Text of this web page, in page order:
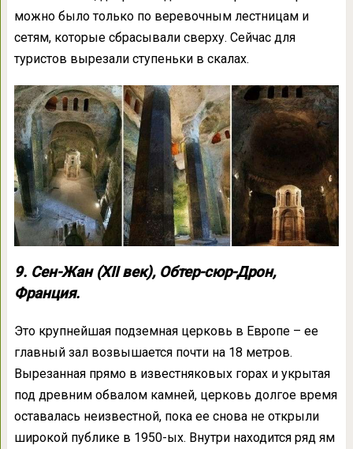
можно было только по веревочным лестницам и
сетям, которые сбрасывали сверху. Сейчас для
туристов вырезали ступеньки в скалах.
9. Сен-Жан (XII век), Обтер-сюр-Дрон,
Франция.
Это крупнейшая подземная церковь в Европе – ее
главный зал возвышается почти на 18 метров.
Вырезанная прямо в известняковых горах и укрытая
под древним обвалом камней, церковь долгое время
оставалась неизвестной, пока ее снова не открыли
широкой публике в 1950-ых. Внутри находится ряд ям